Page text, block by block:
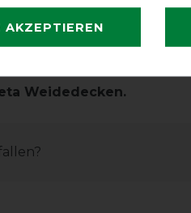
Shop.
auf Metallteile,
Weidedecken.
AKZEPTIEREN